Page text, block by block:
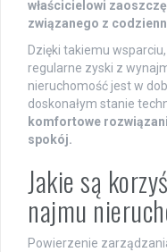
właścicielowi
związanego z
Dzięki takiemu
regularne zyski z
nieruchomość jest w
doskonałym stanie
komfortowe
spokój.
Jakie są
najmu
Powierzenie